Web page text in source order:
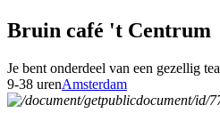
Bruin café 't Centrum
Je bent onderdeel van een gezellig
9-38 urenAmsterdam